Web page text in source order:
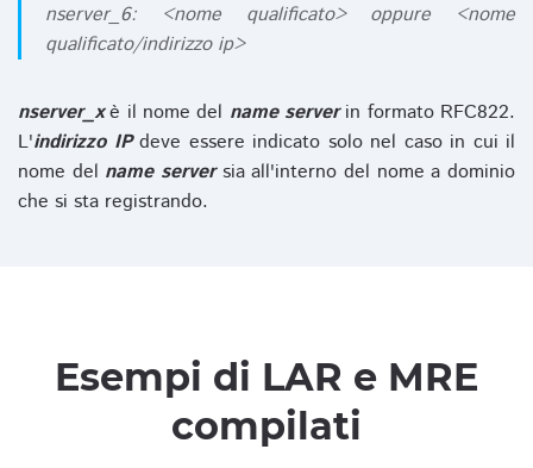
nserver_6: <nome qualificato> oppure <nome
qualificato/indirizzo ip>
nserver_xè il nome del name serverin formato RFC822.
L'indirizzo IPdeve essere indicato solo nel caso in cui il
nome del name serversia all'interno del nome a dominio
che si sta registrando.
Esempi di LAR e MRE
compilati